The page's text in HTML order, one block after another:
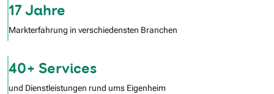
17 Jahre
Markterfahrung in verschiedensten Branchen
40+ Services
und Dienstleistungen rund ums Eigenheim